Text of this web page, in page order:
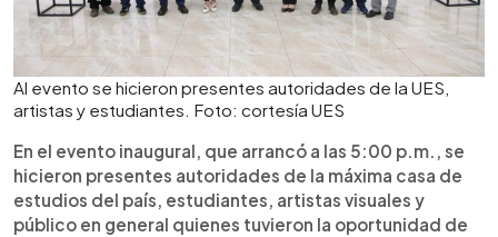
Al evento se hicieron presentes autoridades de la UES,
artistas y estudiantes. Foto: cortesía UES
En el evento inaugural, que arrancó a las 5:00 p.m., se
hicieron presentes autoridades de la máxima casa de
estudios del país, estudiantes, artistas visuales y
público en general quienes tuvieron la oportunidad de